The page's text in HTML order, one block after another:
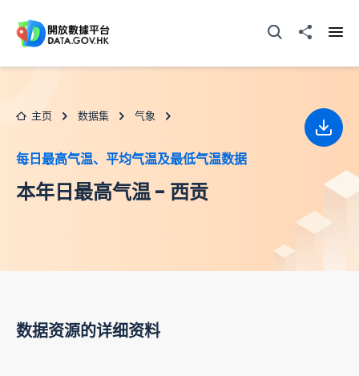
打开搜寻器分享至
主页 数据集 气象
每日最高气温、平均气温及最低气温数据
本年日最高气温 - 西贡
下载
数据资源的详细资料